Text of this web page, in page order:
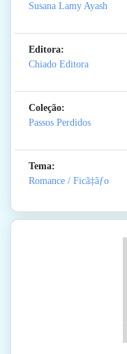
Susana Lamy Ayash
Editora:
Chiado Editora
Coleção:
Passos Perdidos
Tema:
Romance / Ficã‡ãƒo